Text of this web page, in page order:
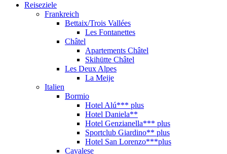
Reiseziele
Frankreich
Bettaix/Trois Vallées
Les Fontanettes
Châtel
Apartements Châtel
Skihütte Châtel
Les Deux Alpes
La Meije
Italien
Bormio
Hotel Alú*** plus
Hotel Daniela**
Hotel Genzianella*** plus
Sportclub Giardino** plus
Hotel San Lorenzo***plus
Cavalese